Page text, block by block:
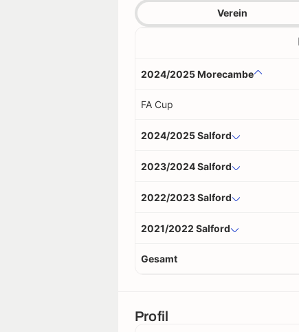
Verein
2024/2025 Morecambe
FA Cup
2024/2025 Salford
2023/2024 Salford
2022/2023 Salford
2021/2022 Salford
Gesamt
Profil